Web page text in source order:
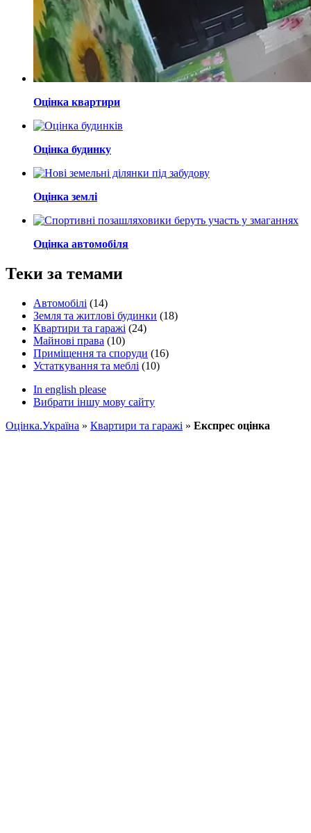
Оцінка квартири
Оцінка будинку
Оцінка землі
Оцінка автомобіля
Теки за темами
Автомобілі (14)
Земля та житлові будинки (18)
Квартири та гаражі (24)
Майнові права (10)
Приміщення та споруди (16)
Устаткування та меблі (10)
In english please
Вибрати іншу мову сайту
Оцінка.Україна » Квартири та гаражі » Експрес оцінка